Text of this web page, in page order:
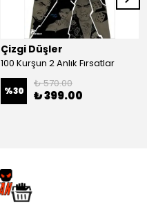
Çizgi Düşler
100 Kurşun 2 Anlık Fırsatlar
%30
₺ 570.00
₺ 399.00